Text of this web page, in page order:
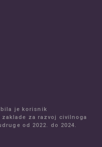
je korisnik
za razvoj civilnoga
od 2022. do 2024.